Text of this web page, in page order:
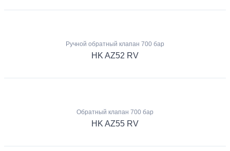
Ручной обратный клапан 700 бар
HK AZ52 RV
Обратный клапан 700 бар
HK AZ55 RV